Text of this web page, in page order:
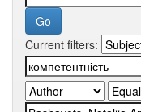
Current filters: